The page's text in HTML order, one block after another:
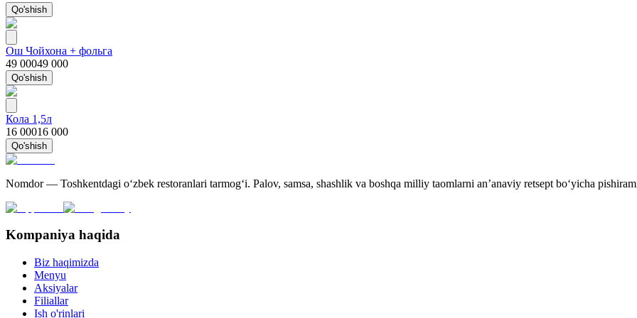
Qo'shish
Ош Чойхона + фольга
49 00049 000
Qo'shish
Кола 1,5л
16 00016 000
Qo'shish
Nomdor — Toshkentdagi oʻzbek restoranlari tarmogʻi. Palov, samsa, shashlik va boshqa milliy taomlarni an’anaviy retsept bo‘yicha
Kompaniya haqida
Biz haqimizda
Menyu
Aksiyalar
Filiallar
Ish o'rinlari